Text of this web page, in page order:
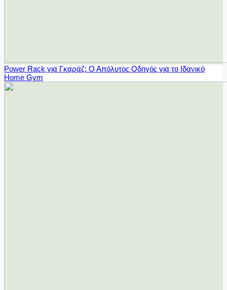
Power Rack για Γκαράζ: Ο Απόλυτος Οδηγός για το Ιδανικό
Home Gym